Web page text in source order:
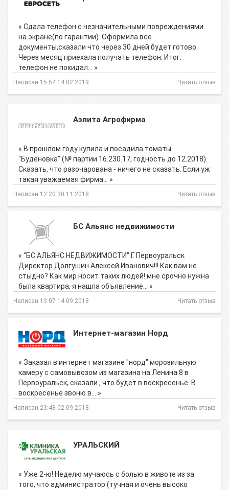
« Сдала телефон с незначительными повреждениями
на экране(по гарантии). Оформила все
документы,сказали что через 30 дней будет готово.
Через месяц приехала получать телефон. Итог:
телефон не покидал… »
Написан 15:54 14.02.2019 Читать отзыв
Аэлита Агрофирма
« В прошлом году купила и посадила томаты
"Буденовка" (№ партии 16.230.17, годность до 12.2018).
Сказать, что разочарована - ничего не сказать. Если уж
такая уважаемая фирма… »
Написан 12:20 30.11.2018 Читать отзыв
БС Альянс недвижимости
« "БС АЛЬЯНС НЕДВИЖИМОСТИ" Г. Первоуральск
Директор Долгушин Алексей Иванович!!! Как вам не
стыдно? Как мир носит таких людей! мне срочно нужна
была квартира, я нашла объявление… »
Написан 13:07 14.09.2018 Читать отзыв
Интернет-магазин Норд
« Заказал в интернет магазине "норд" морозильную
камеру с самовывозом из магазина на Ленина 8 в
Первоуральск, сказали , что будет в воскресенье. В
воскресенье звоню в… »
Написан 23:48 02.09.2018 Читать отзыв
УРАЛЬСКИЙ
« Уже 2-ю! Неделю мучаюсь с болью в животе из за
того, что администратор (тучная и очень высоко